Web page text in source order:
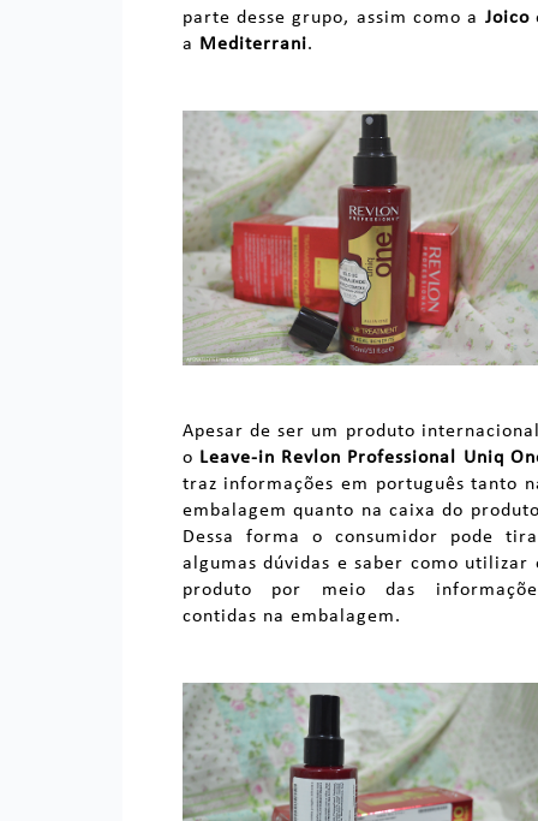
parte desse grupo, assim como a Joico
a Mediterrani.
Apesar de ser um produto
o Leave-in Revlon Professional Uniq
traz informações em português tanto
embalagem quanto na caixa do
Dessa forma o consumidor pode
algumas dúvidas e saber como utilizar
produto por meio das
contidas na embalagem.